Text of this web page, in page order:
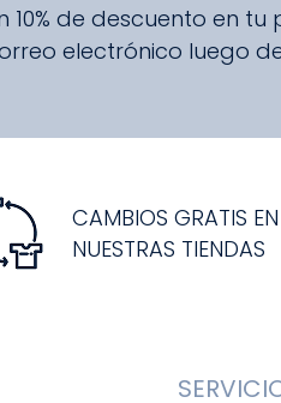
de descuento en
electrónico luego
CAMBIOS GRATIS EN
NUESTRAS TIENDAS